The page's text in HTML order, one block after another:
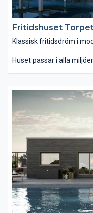
Fritidshuset
Klassisk fritidsdröm i
Huset passar i alla
sovrum varav ett större
och allrum hänger ihop
umgänge med familj och
hus med ett uttryck som
det gott om plats för